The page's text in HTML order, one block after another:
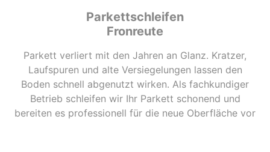
Parkettschleifen
Fronreute
Parkett verliert mit den Jahren an Glanz. Kratzer,
Laufspuren und alte Versiegelungen lassen den
Boden schnell abgenutzt wirken. Als fachkundiger
Betrieb schleifen wir Ihr Parkett schonend und
bereiten es professionell für die neue Oberfläche vor